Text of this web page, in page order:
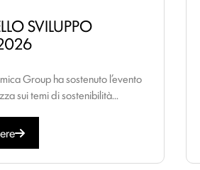
SVILUPPO
Group ha sostenuto l’evento
sui temi di sostenibilità...